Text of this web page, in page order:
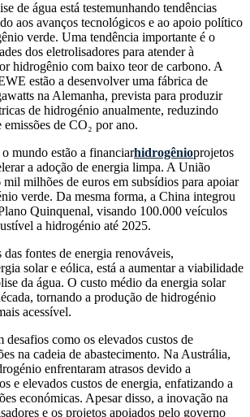
de água está testemunhando tendências
aos avanços tecnológicos e ao apoio político
verde. Uma tendência importante é o
dos eletrolisadores para atender à
hidrogênio com baixo teor de carbono. A
estão a desenvolver uma fábrica de
na Alemanha, prevista para produzir
de hidrogénio anualmente, reduzindo
de CO₂ por ano.
mundo estão a financiarhidrogênioprojetos
a adoção de energia limpa. A União
milhões de euros em subsídios para apoiar
verde. Da mesma forma, a China integrou
Quinquenal, visando 100.000 veículos
a hidrogénio até 2025.
fontes de energia renováveis,
solar e eólica, está a aumentar a viabilidade
da água. O custo médio da energia solar
tornando a produção de hidrogénio
acessível.
desafios como os elevados custos de
na cadeia de abastecimento. Na Austrália,
enfrentaram atrasos devido a
e elevados custos de energia, enfatizando a
económicas. Apesar disso, a inovação na
e os projetos apoiados pelo governo